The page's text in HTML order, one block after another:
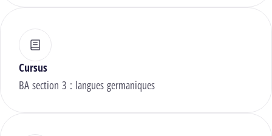
Cursus
BA section 3 : langues germaniques